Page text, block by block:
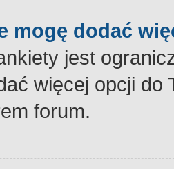
mogę dodać
jest
więcej opcji
forum.